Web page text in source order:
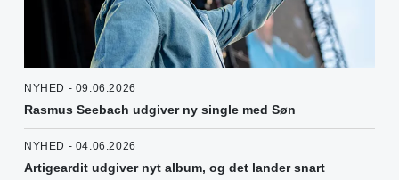
NYHED - 09.06.2026
Rasmus Seebach udgiver ny single med Søn
NYHED - 04.06.2026
Artigeardit udgiver nyt album, og det lander snart